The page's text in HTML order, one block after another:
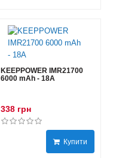
KEEPPOWER IMR21700
6000 mAh - 18А
338 грн
Купити